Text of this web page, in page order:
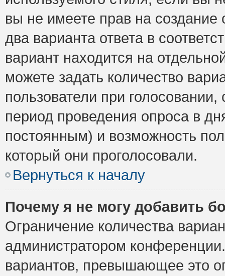
вы не имеете прав на
два варианта ответа в
вариант находится на
можете задать количество
пользователи при
период проведения опроса в
постоянным) и возможность
который они проголосовали.
Вернуться к началу
Почему я не могу добавить
Ограничение количества
администратором
вариантов, превышающее это